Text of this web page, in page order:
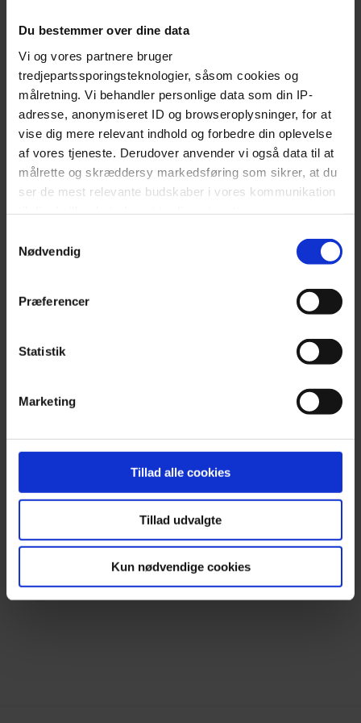
Du bestemmer over dine data
Vi og vores partnere bruger
tredjepartssporingsteknologier, såsom cookies og
målretning. Vi behandler personlige data som din IP-
adresse, anonymiseret ID og browseroplysninger, for at
vise dig mere relevant indhold og forbedre din oplevelse
af vores tjeneste. Derudover anvender vi også data til at
målrette og skræddersy markedsføring som sikrer, at du
ser de mest relevante budskaber i vores kommunikation
bruge følgende teknologier, fordi vi værner om dit
samtykke senere på siden 'Privatlivs- og cookiepolitik'
Nødvendig
Præferencer
Statistik
Marketing
Tillad alle cookies
Tillad udvalgte
Kun nødvendige cookies
Restaurants at Frederiksberg
Restaurants in Kødbyen
Restaurants at Nørrebro
Steakhouses in Copenhagen
INFO
Become a partner restaurant
Get the free app
Our Partner Restaurants
Partner take away
Contact & FAQ
#Earlybirddk